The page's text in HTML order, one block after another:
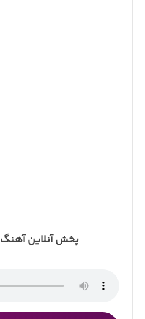
پخش آنلاین آهنگ